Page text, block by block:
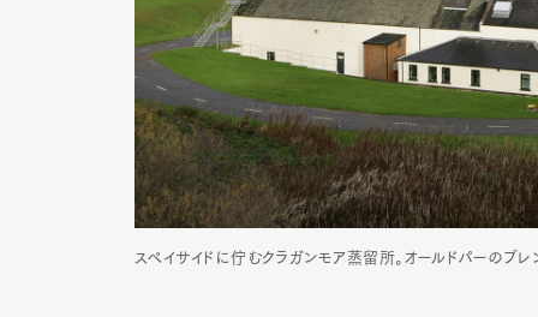
スペイサイドに佇むクラガンモア蒸留所。オールドパーのブ